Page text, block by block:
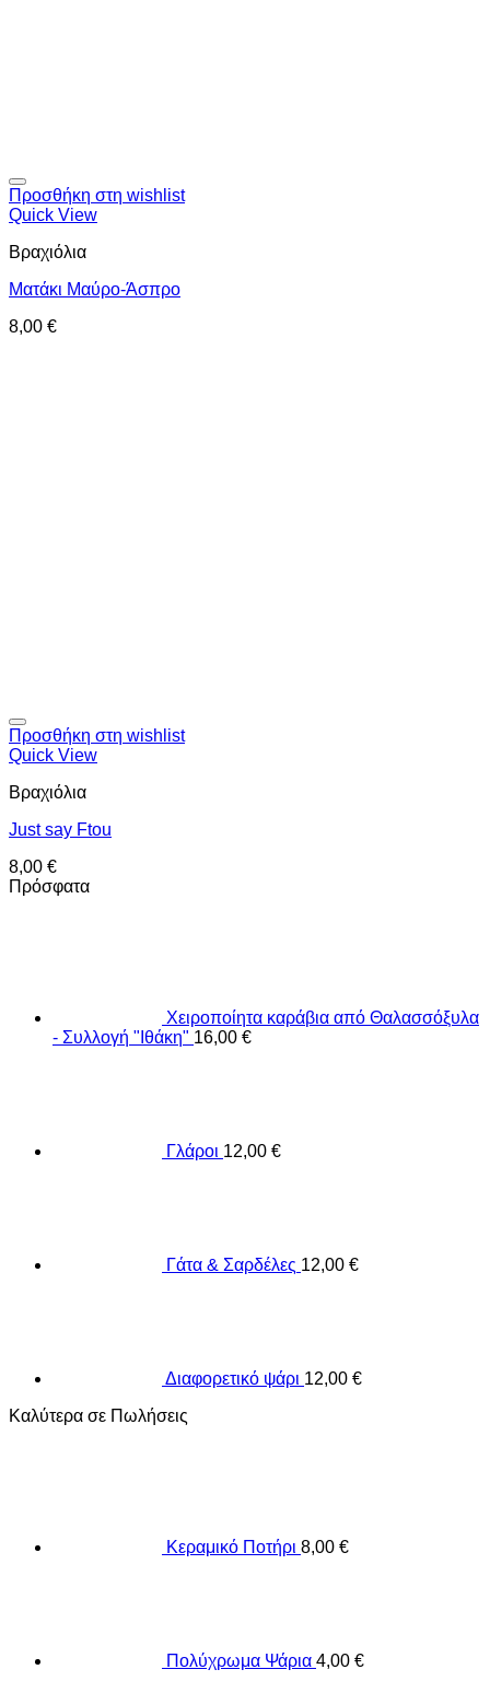
Προσθήκη στη wishlist
Quick View
Βραχιόλια
Ματάκι Μαύρο-Άσπρο
8,00 €
Προσθήκη στη wishlist
Quick View
Βραχιόλια
Just say Ftou
8,00 €
Πρόσφατα
Χειροποίητα καράβια από Θαλασσόξυλα
- Συλλογή "Ιθάκη" 16,00 €
Γλάροι 12,00 €
Γάτα & Σαρδέλες 12,00 €
Διαφορετικό ψάρι 12,00 €
Καλύτερα σε Πωλήσεις
Κεραμικό Ποτήρι 8,00 €
Πολύχρωμα Ψάρια 4,00 €